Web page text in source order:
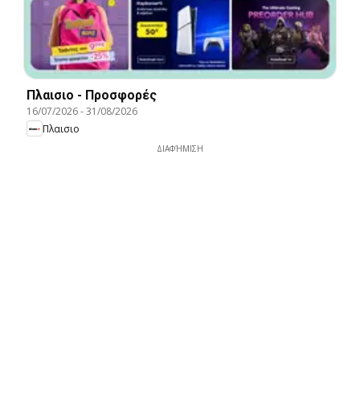
Πλαισιο - Προσφορές
16/07/2026-31/08/2026
Πλαισιο
ΔΙΑΦΉΜΙΣΗ